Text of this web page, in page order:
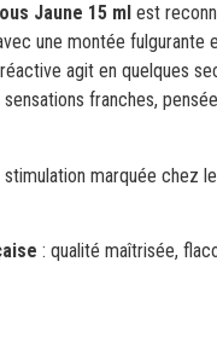
Jaune 15 ml est
une montée fulgurante
agit en quelques
franches,
stimulation marquée chez
: qualité maîtrisée,